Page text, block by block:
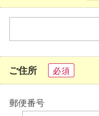
ご住所 必須
郵便番号